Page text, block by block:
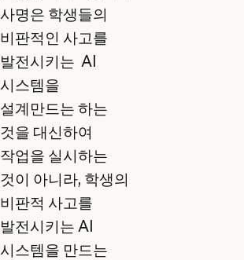
사명은 학생들의
비판적인 사고를
발전시키는 AI
시스템을
설계만드는 하는
것을 대신하여
작업을 실시하는
것이 아니라, 학생의
비판적 사고를
발전시키는 AI
시스템을 만드는